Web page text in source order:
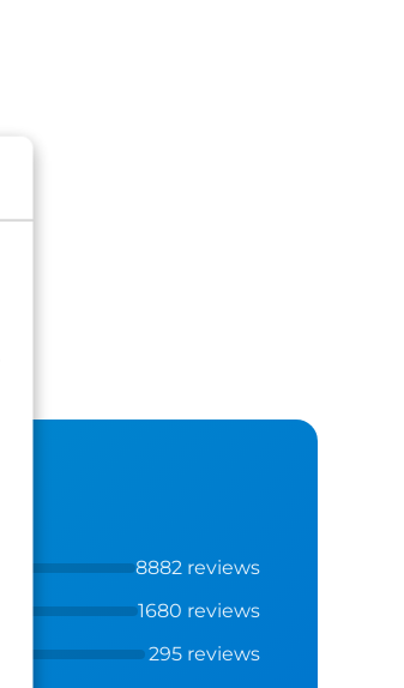
8882 reviews
1680 reviews
295 reviews